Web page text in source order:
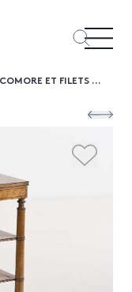
TABLE À ÉTAGÈRES EN SYCOMORE ET FILETS D’AMARANTE, OUVRANT À UN TIROIR, LES MONTANTS BAGUÉS RÉUNIS PAR QUATRE ÉTAGÈRES ET TERMINÉS P...